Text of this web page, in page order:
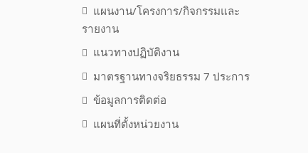
แผนงาน/โครงการ/กิจกรรมและ
รายงาน
แนวทางปฏิบัติงาน
มาตรฐานทางจริยธรรม 7 ประการ
ข้อมูลการติดต่อ
แผนที่ตั้งหน่วยงาน